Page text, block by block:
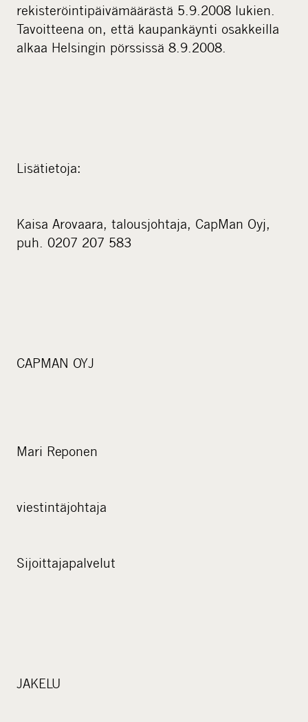
rekisteröintipäivämäärästä 5.9.2008 lukien.
Tavoitteena on, että kaupankäynti osakkeilla
alkaa Helsingin pörssissä 8.9.2008.
Lisätietoja:
Kaisa Arovaara, talousjohtaja, CapMan Oyj,
puh. 0207 207 583
CAPMAN OYJ
Mari Reponen
viestintäjohtaja
Sijoittajapalvelut
JAKELU